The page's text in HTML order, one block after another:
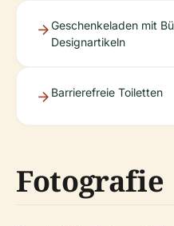
Geschenkeladen mit
Designartikeln
Barrierefreie Toiletten
Fotografie